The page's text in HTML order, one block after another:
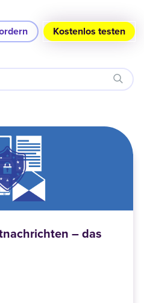
Kostenlos testen
– das